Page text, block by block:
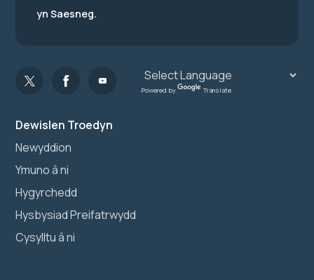
Dewislen Troedyn
Newyddion
Ymuno â ni
Hygyrchedd
Hysbysiad Preifatrwydd
Cysylltu â ni
yn Saesneg.
Powered by Translate